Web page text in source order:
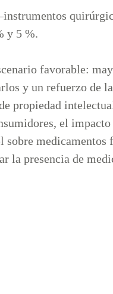
y 5 %.
favorable:
y un refuerzo de
propiedad
el impacto
sobre medicamentos
la presencia de